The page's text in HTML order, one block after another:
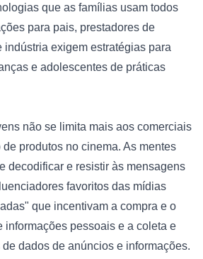
que as famílias usam todos
para pais, prestadores de
indústria exigem estratégias para
e adolescentes de práticas
não se limita mais aos comerciais
produtos no cinema. As mentes
decodificar e resistir às mensagens
favoritos das mídias
que incentivam a compra e o
informações pessoais e a coleta e
dados de anúncios e informações.